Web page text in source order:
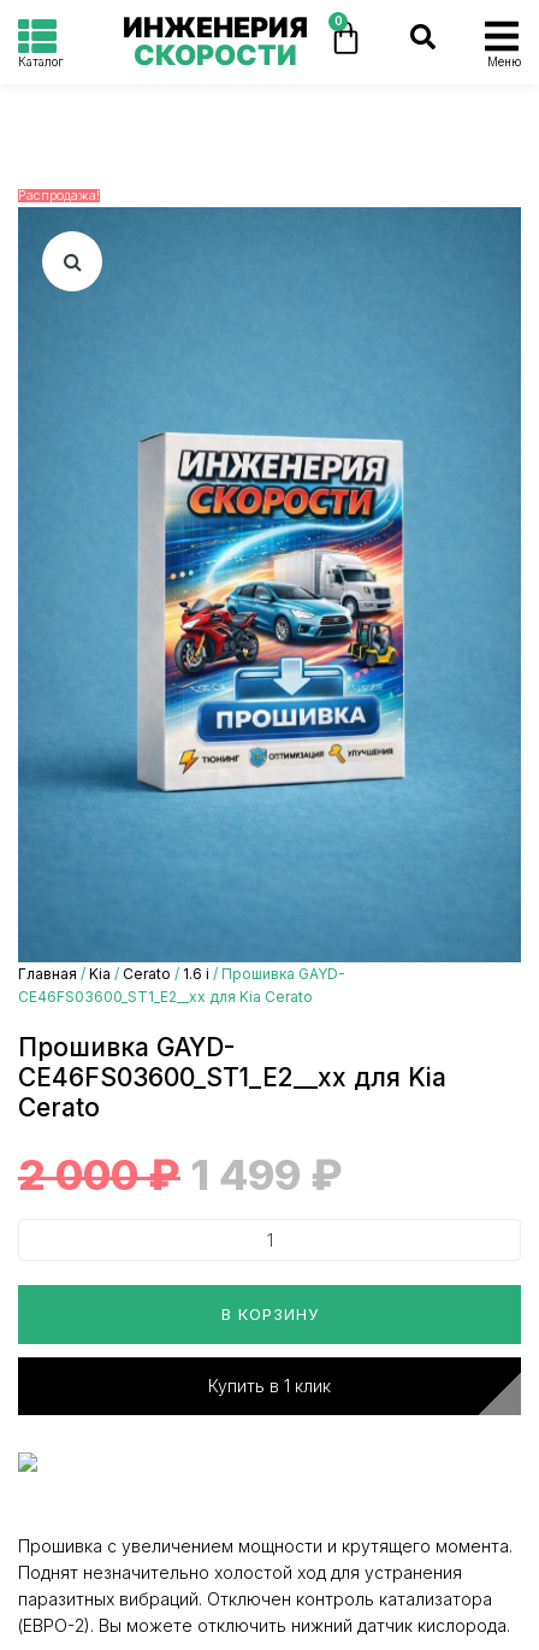
Каталог
ИНЖЕНЕРИЯ
СКОРОСТИ
0
Меню
Распродажа!
Главная / Kia / Cerato / 1.6 i / Прошивка GAYD-
CE46FS03600_ST1_E2__xx для Kia Cerato
Прошивка GAYD-
CE46FS03600_ST1_E2__xx для Kia
Cerato
2 000₽ 1 499 ₽
В КОРЗИНУ
Купить в 1 клик
Прошивка с увеличением мощности и крутящего момента.
Поднят незначительно холостой ход для устранения
паразитных вибраций. Отключен контроль катализатора
(ЕВРО-2). Вы можете отключить нижний датчик кислорода.